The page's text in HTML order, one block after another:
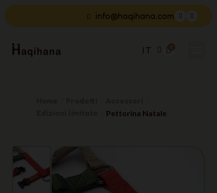
info@haqihana.com
IT
Pettorina Natale